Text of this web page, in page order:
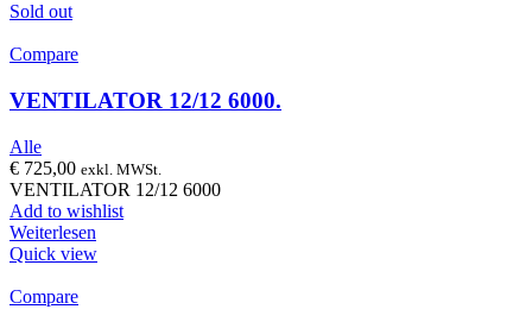
Sold out
Compare
VENTILATOR 12/12 6000.
Alle
€ 725,00 exkl. MWSt.
VENTILATOR 12/12 6000
Add to wishlist
Weiterlesen
Quick view
Compare